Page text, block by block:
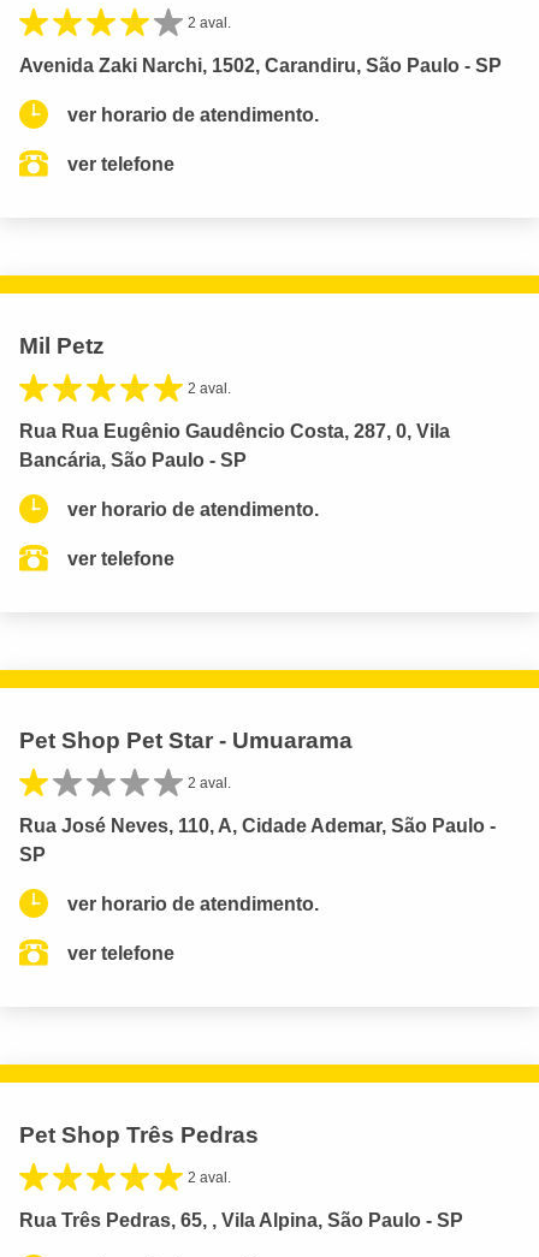
2 aval.
Avenida Zaki Narchi, 1502, Carandiru, São Paulo - SP
ver horario de atendimento.
ver telefone
Mil Petz
2 aval.
Rua Rua Eugênio Gaudêncio Costa, 287, 0, Vila
Bancária, São Paulo - SP
ver horario de atendimento.
ver telefone
Pet Shop Pet Star - Umuarama
2 aval.
Rua José Neves, 110, A, Cidade Ademar, São Paulo -
SP
ver horario de atendimento.
ver telefone
Pet Shop Três Pedras
2 aval.
Rua Três Pedras, 65, , Vila Alpina, São Paulo - SP